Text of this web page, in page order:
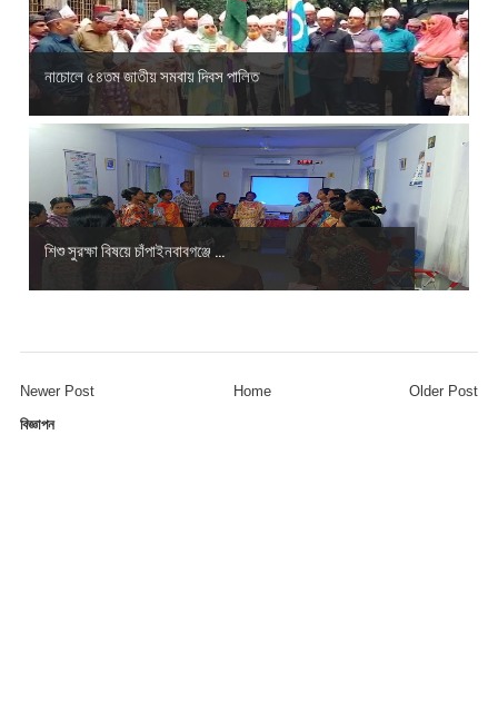
নাচোলে ৫৪তম জাতীয় সমবায় দিবস পালিত
শিশু সুরক্ষা বিষয়ে চাঁপাইনবাবগঞ্জে ...
Newer Post Older Post
Home
বিজ্ঞাপন